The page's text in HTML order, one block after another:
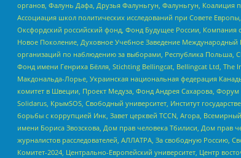
органов, Фалунь Дафа, Друзья Фалуньгун, Фалуньгун, Коалиция
Ассоциация школ политических исследований при Совете
Оксфордский российский фонд, Фонд Будущее России, Компания
Новое Поколение, Духовное Учебное Заведение Международный
организаций по наблюдению за выборами, Республика
Фонд имени Генриха Бёлля, Stichting Bellingcat, Bellingcat Ltd, The
Макдональда-Лорье, Украинская национальная федерация
комитет в Швеции, Проект Медуза, Фонд Андрея Сахарова,
Solidarus, КрымSOS, Свободный университет, Институт
борьбы с коррупцией Инк, Завет церквей TCCN, Агора,
имени Бориса Звозскова, Дом прав человека Тбилиси, Дом прав
журналистов расследователей, АЛЛАТРА, За свободную Россию,
Комитет-2024, Центрально-Европейский университет, Центр